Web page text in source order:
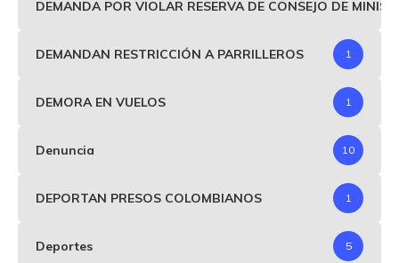
DEMANDA POR VIOLAR RESERVA DE CONSEJO DE
DEMANDAN RESTRICCIÓN A PARRILLEROS 1
DEMORA EN VUELOS 1
Denuncia 10
DEPORTAN PRESOS COLOMBIANOS 1
Deportes 5